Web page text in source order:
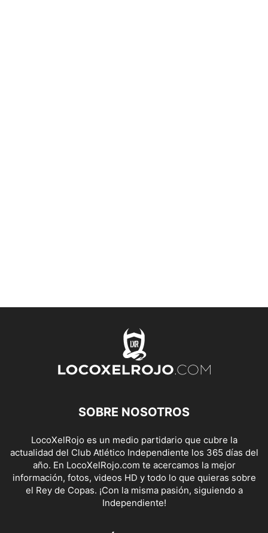
SOBRE NOSOTROS
LocoXelRojo es un medio partidario que cubre la
actualidad del Club Atlético Independiente los 365 días del
año. En LocoXelRojo.com te acercamos la mejor
información, fotos, videos HD y todo lo que quieras sobre
el Rey de Copas. ¡Con la misma pasión, siguiendo a
Independiente!